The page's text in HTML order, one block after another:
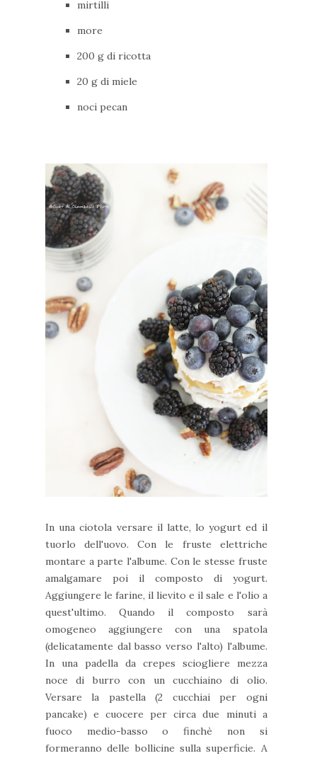
mirtilli
more
200 g di ricotta
20 g di miele
noci pecan
In una ciotola versare il latte, lo yogurt ed il
tuorlo dell'uovo. Con le fruste elettriche
montare a parte l'albume. Con le stesse fruste
amalgamare poi il composto di yogurt.
Aggiungere le farine, il lievito e il sale e l'olio a
quest'ultimo. Quando il composto sarà
omogeneo aggiungere con una spatola
(delicatamente dal basso verso l'alto) l'albume.
In una padella da crepes sciogliere mezza
noce di burro con un cucchiaino di olio.
Versare la pastella (2 cucchiai per ogni
pancake) e cuocere per circa due minuti a
fuoco medio-basso o finchè non si
formeranno delle bollicine sulla superficie. A